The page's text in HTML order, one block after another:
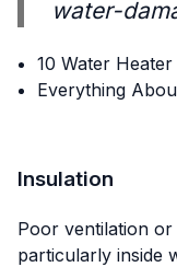
water-
10 Water
Everything
Insulation
Poor ventilation
particularly inside